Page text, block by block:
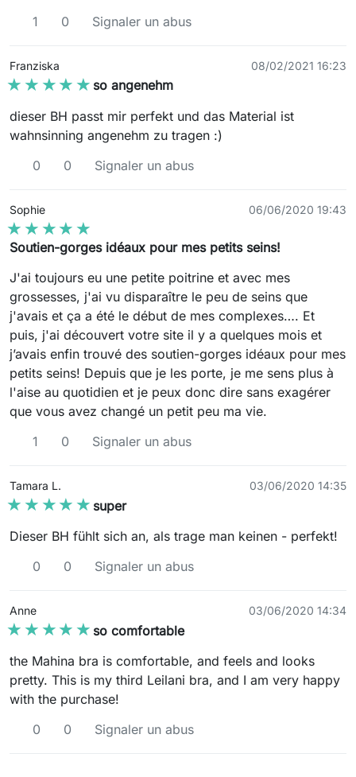
1
0 Signaler un abus
Franziska 08/02/2021 16:23
★★★★★
★★★★★ so angenehm
dieser BH passt mir perfekt und das Material ist
wahnsinning angenehm zu tragen :)
0
0 Signaler un abus
Sophie 06/06/2020 19:43
★★★★★
★★★★★
Soutien-gorges idéaux pour mes petits seins!
J'ai toujours eu une petite poitrine et avec mes
grossesses, j'ai vu disparaître le peu de seins que
j'avais et ça a été le début de mes complexes…. Et
puis, j'ai découvert votre site il y a quelques mois et
j’avais enfin trouvé des soutien-gorges idéaux pour mes
petits seins! Depuis que je les porte, je me sens plus à
l'aise au quotidien et je peux donc dire sans exagérer
que vous avez changé un petit peu ma vie.
1
0 Signaler un abus
Tamara L. 03/06/2020 14:35
★★★★★
★★★★★ super
Dieser BH fühlt sich an, als trage man keinen - perfekt!
0
0 Signaler un abus
Anne 03/06/2020 14:34
★★★★★
★★★★★ so comfortable
the Mahina bra is comfortable, and feels and looks
pretty. This is my third Leilani bra, and I am very happy
with the purchase!
0
0 Signaler un abus